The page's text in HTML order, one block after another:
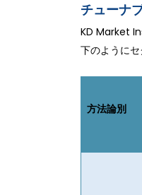
チューナ
KD Market
下のようにセ
方法論別